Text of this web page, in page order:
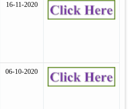
16-11-2020
06-10-2020